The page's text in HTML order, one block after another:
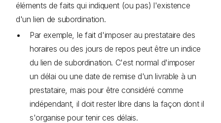
éléments de faits qui indiquent (ou pas) l'existence
d'un lien de subordination.
Par exemple, le fait d'imposer au prestataire des
horaires ou des jours de repos peut être un indice
du lien de subordination. C'est normal d'imposer
un délai ou une date de remise d'un livrable à un
prestataire, mais pour être considéré comme
indépendant, il doit rester libre dans la façon dont il
s'organise pour tenir ces délais.